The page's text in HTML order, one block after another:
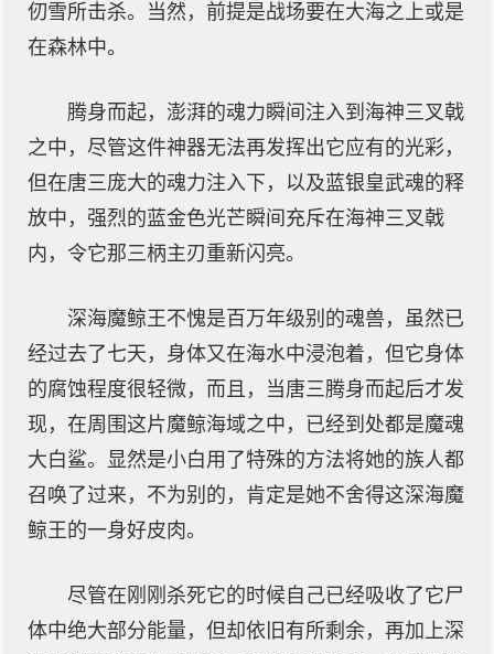
仞雪所击杀。当然，前提是战场要在大海之上或是
在森林中。
腾身而起，澎湃的魂力瞬间注入到海神三叉戟
之中，尽管这件神器无法再发挥出它应有的光彩，
但在唐三庞大的魂力注入下，以及蓝银皇武魂的释
放中，强烈的蓝金色光芒瞬间充斥在海神三叉戟
内，令它那三柄主刃重新闪亮。
深海魔鲸王不愧是百万年级别的魂兽，虽然已
经过去了七天，身体又在海水中浸泡着，但它身体
的腐蚀程度很轻微，而且，当唐三腾身而起后才发
现，在周围这片魔鲸海域之中，已经到处都是魔魂
大白鲨。显然是小白用了特殊的方法将她的族人都
召唤了过来，不为别的，肯定是她不舍得这深海魔
鲸王的一身好皮肉。
尽管在刚刚杀死它的时候自己已经吸收了它尸
体中绝大部分能量，但却依旧有所剩余，再加上深